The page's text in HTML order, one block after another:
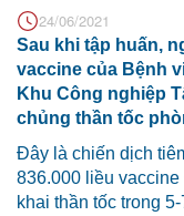
24/06/2021
Sau khi tập huấn,
vaccine của Bệnh
Khu Công nghiệp
chủng thần tốc
Đây là chiến dịch
836.000 liều
khai thần tốc trong